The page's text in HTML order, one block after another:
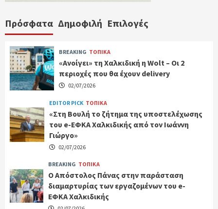
Πρόσφατα Δημοφιλή Επιλογές
BREAKING ΤΟΠΙΚΑ
«Ανοίγει» τη Χαλκιδική η Wolt – Οι 2
περιοχές που θα έχουν delivery
02/07/2026
EDITOR PICK ΤΟΠΙΚΑ
«Στη Βουλή το ζήτημα της υποστελέχωσης
του e-ΕΦΚΑ Χαλκιδικής από τον Ιωάννη
Γιώργο»
02/07/2026
BREAKING ΤΟΠΙΚΑ
Ο Απόστολος Πάνας στην παράσταση
διαμαρτυρίας των εργαζομένων του e-
ΕΦΚΑ Χαλκιδικής